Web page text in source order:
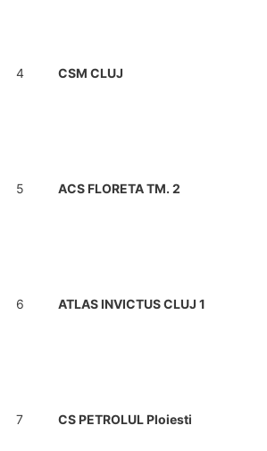
4 CSM CLUJ
5 ACS FLORETA TM. 2
6 ATLAS INVICTUS CLUJ 1
7 CS PETROLUL Ploiesti